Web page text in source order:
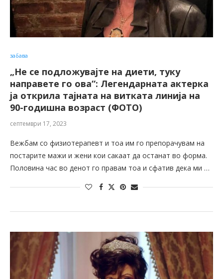
забава
„Не се подложувајте на диети, туку
направете го ова“: Легендарната актерка
ја открила тајната на витката линија на
90-годишна возраст (ФОТО)
септември 17, 2023
Вежбам со физиотерапевт и тоа им го препорачувам на
постарите мажи и жени кои сакаат да останат во форма.
Половина час во денот го правам тоа и сфатив дека ми …